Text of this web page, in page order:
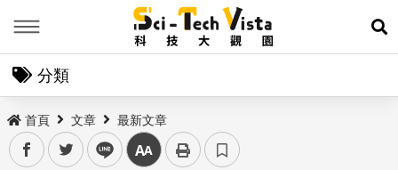
展
分類
首頁 文章 最新文章
facebooktwitter line 中